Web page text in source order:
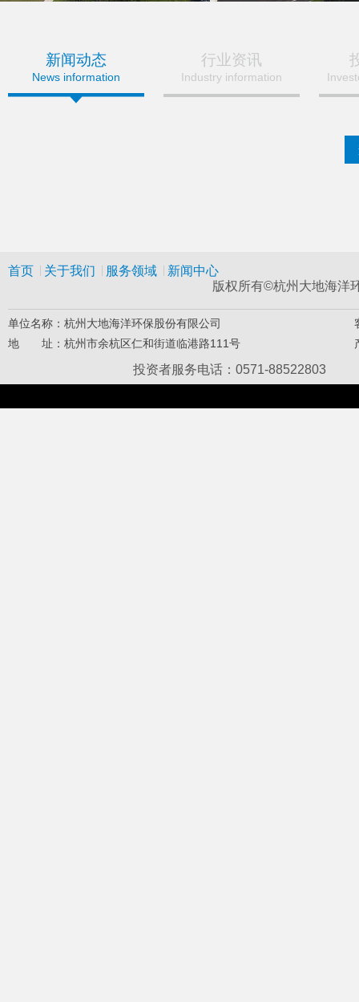
新闻动态
News information
行业资讯
Industry information
首页 关于我们 服务领域
新闻中心
版权所有©杭州大地海洋
单位名称：杭州大地海洋环保股份有限公司
地 址：杭州市余杭区仁和街道临港路111号
投资者服务电话：0571-88522803